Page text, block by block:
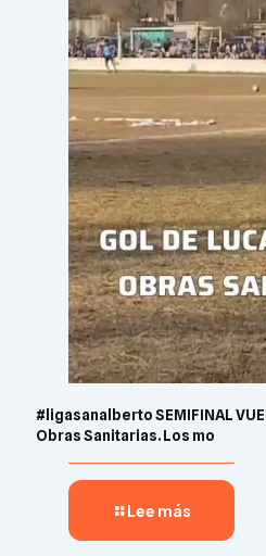
#ligasanalberto SEMIFINAL
Obras Sanitarias. Los mo
Lee más